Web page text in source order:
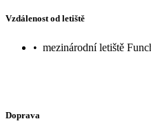
Vzdálenost od letiště
• mezinárodní letiště
Doprava